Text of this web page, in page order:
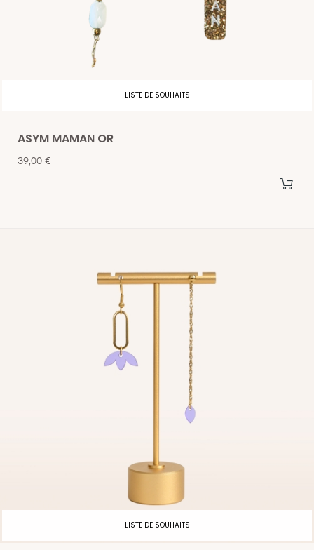
LISTE DE SOUHAITS
ASYM MAMAN OR
Prix
39,00 €
LISTE DE SOUHAITS